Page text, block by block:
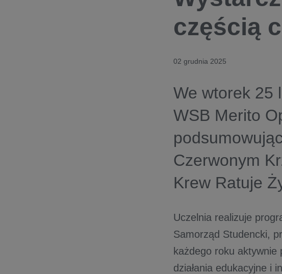
częścią
02 grudnia 2025
We wtorek 25
WSB Merito
Czerwonym
Krew Ratuje
Uczelnia realizuje
Samorząd Studencki,
każdego roku aktywnie
działania edukacyjne i